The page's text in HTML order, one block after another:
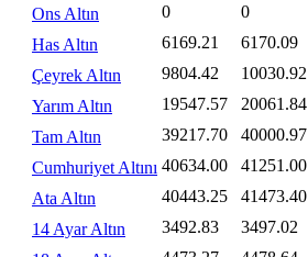
Ons Altın
0 0
Has Altın
6169.21 6170.09
Çeyrek Altın
9804.42 10030.92
Yarım Altın
19547.57 20061.84
Tam Altın
39217.70 40000.97
Cumhuriyet Altını 40634.00 41251.00
Ata Altın
40443.25 41473.40
14 Ayar Altın
3492.83 3497.02